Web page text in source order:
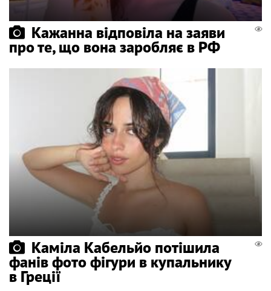
Кажанна відповіла на заяви
про те, що вона заробляє в РФ
Каміла Кабельйо потішила
фанів фото фігури в купальнику
в Греції